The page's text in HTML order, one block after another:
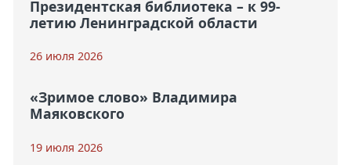
Президентская библиотека – к 99-
летию Ленинградской области
26 июля 2026
«Зримое слово» Владимира
Маяковского
19 июля 2026